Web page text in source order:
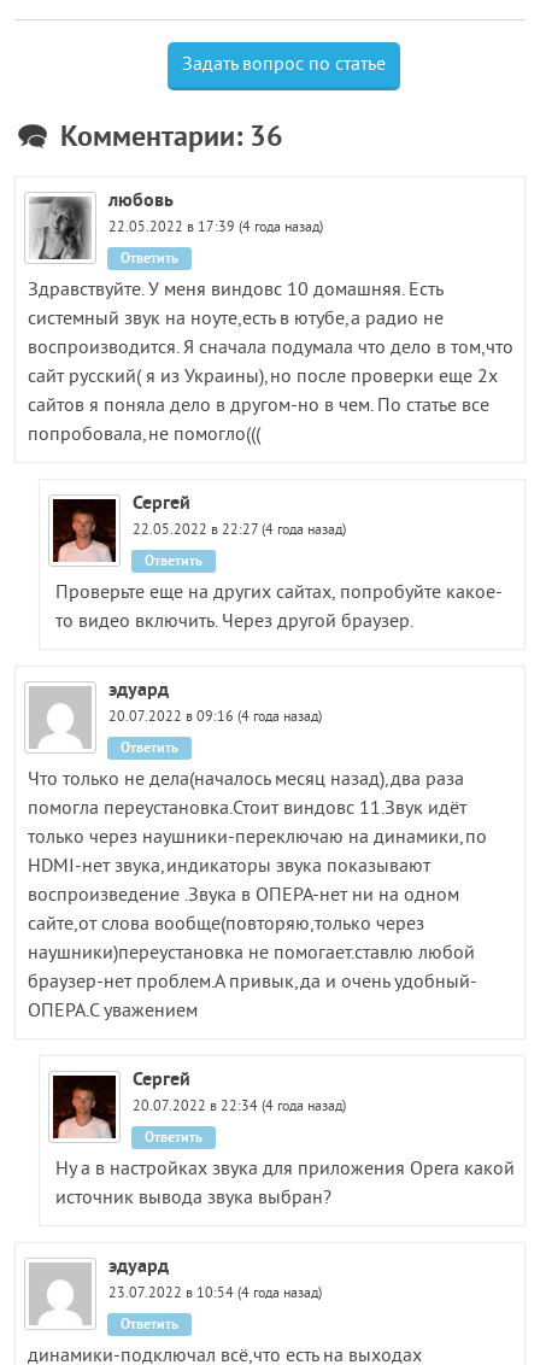
Задать вопрос по статье
Комментарии: 36
любовь
22.05.2022 в 17:39 (4 года назад)
Здравствуйте. У меня виндовс 10 домашняя. Есть
системный звук на ноуте,есть в ютубе,а радио не
воспроизводится. Я сначала подумала что дело в том,что
сайт русский( я из Украины),но после проверки еще 2х
сайтов я поняла дело в другом-но в чем. По статье все
попробовала,не помогло(((
Ответить
Сергей
22.05.2022 в 22:27 (4 года назад)
Проверьте еще на других сайтах, попробуйте какое-
то видео включить. Через другой браузер.
Ответить
эдуард
20.07.2022 в 09:16 (4 года назад)
Что только не дела(началось месяц назад),два раза
помогла переустановка.Стоит виндовс 11.Звук идёт
только через наушники-переключаю на динамики,по
HDMI-нет звука,индикаторы звука показывают
воспроизведение .Звука в ОПЕРА-нет ни на одном
сайте,от слова вообще(повторяю,только через
наушники)переустановка не помогает.ставлю любой
браузер-нет проблем.А привык,да и очень удобный-
ОПЕРА.С уважением
Ответить
Сергей
20.07.2022 в 22:34 (4 года назад)
Ну а в настройках звука для приложения Opera какой
источник вывода звука выбран?
Ответить
эдуард
23.07.2022 в 10:54 (4 года назад)
динамики-подключал всё,что есть на выходах
Ответить